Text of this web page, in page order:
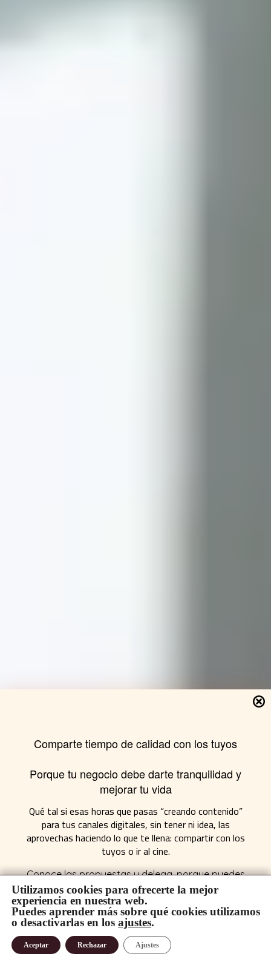
Comparte tiempo de calidad con los tuyos
Porque tu negocio debe darte tranquilidad y
mejorar tu vida
Qué tal si esas horas que pasas “creando contenido”
para tus canales digitales, sin tener ni idea, las
aprovechas haciendo lo que te llena: compartir con los
tuyos o ir al cine.
Conoce las propuestas y delega, porque puedes
ser más productivo en lo tuyo y disfrutar de tu
tiempo, es lo único que cuando se va, no vuelve.
QUIERO SABER MÁS
Utilizamos cookies para ofrecerte la mejor
experiencia en nuestra web.
Puedes aprender más sobre qué cookies utilizamos
o desactivarlas en los ajustes.
Aceptar Rechazar Ajustes